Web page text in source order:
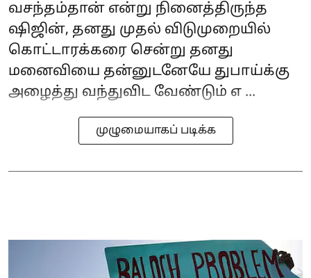
வசந்தம்தான் என்று நினைத்திருந்த
ஷிஜின், தனது முதல் விடுமுறையில்
கொட்டாரக்கரை சென்று தனது
மனைவியை தன்னுடனேயே துபாய்க்கு
அழைத்து வந்துவிட வேண்டும் எ ...
முழுமையாகப் படிக்க